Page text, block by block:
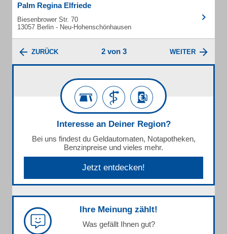
Palm Regina Elfriede
Biesenbrower Str. 70
13057 Berlin - Neu-Hohenschönhausen
ZURÜCK 2 von 3 WEITER
Interesse an Deiner Region?
Bei uns findest du Geldautomaten, Notapotheken,
Benzinpreise und vieles mehr.
Jetzt entdecken!
Ihre Meinung zählt!
Was gefällt Ihnen gut?